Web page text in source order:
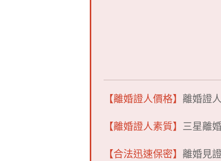
【離婚證人價格】 離婚證
【離婚證人素質】 三星離
【合法迅速保密】 離婚見